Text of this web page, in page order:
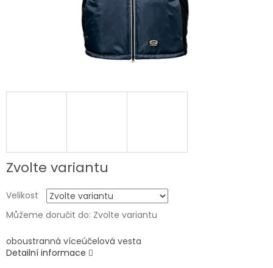
Zvolte variantu
Velikost
Můžeme doručit do: Zvolte variantu
oboustranná víceúčelová vesta
Detailní informace